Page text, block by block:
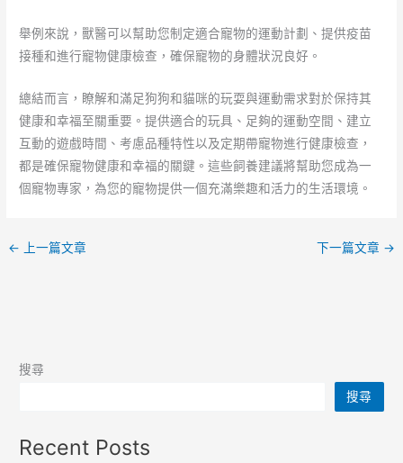
舉例來說，獸醫可以幫助您制定適合寵物的運動計劃、提供疫苗
接種和進行寵物健康檢查，確保寵物的身體狀況良好。
總結而言，瞭解和滿足狗狗和貓咪的玩耍與運動需求對於保持其
健康和幸福至關重要。提供適合的玩具、足夠的運動空間、建立
互動的遊戲時間、考慮品種特性以及定期帶寵物進行健康檢查，
都是確保寵物健康和幸福的關鍵。這些飼養建議將幫助您成為一
個寵物專家，為您的寵物提供一個充滿樂趣和活力的生活環境。
← 上一篇文章 下一篇文章 →
搜尋
搜尋
Recent Posts